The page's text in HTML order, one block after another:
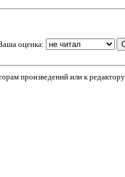
оценка:
произведений или к